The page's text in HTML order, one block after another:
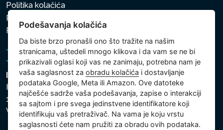
Politika kolačića
Politika zaštite ličnih i drugih obrađivanih podataka
Politika kolačića
Intex Trading, s.r.o.
Hradecká 2526/3
130 00 Praha 3
Vinohrady - Česká republika
Podešavanja kolačića
Da biste brzo pronašli ono što tražite na našim
stranicama, uštedeli mnogo klikova i da vam se ne bi
prikazivali oglasi koji vas ne zanimaju, potrebna nam je
vaša saglasnost zaobradu kolačića i dostavljanje
podataka Google, Meta ili Amazon. Ove datoteke
najčešće sadrže vaša podešavanja, zapise o interakciji
sa sajtom i pre svega jedinstvene identifikatore koji
identifikuju vaš pretraživač. Na vama je koju vrstu
saglasnosti ćete nam pružiti za obradu ovih podataka.